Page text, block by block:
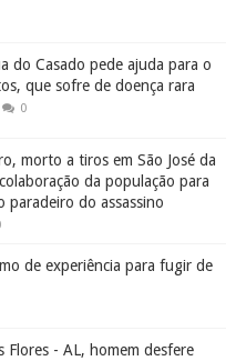
do Casado pede ajuda para o
que sofre de doença rara
0
morto a tiros em São José da
da população para
paradeiro do assassino
de experiência para fugir de
Flores - AL, homem desfere